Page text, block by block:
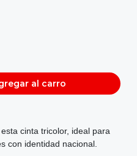
al carro
cinta tricolor, ideal para
con identidad nacional.